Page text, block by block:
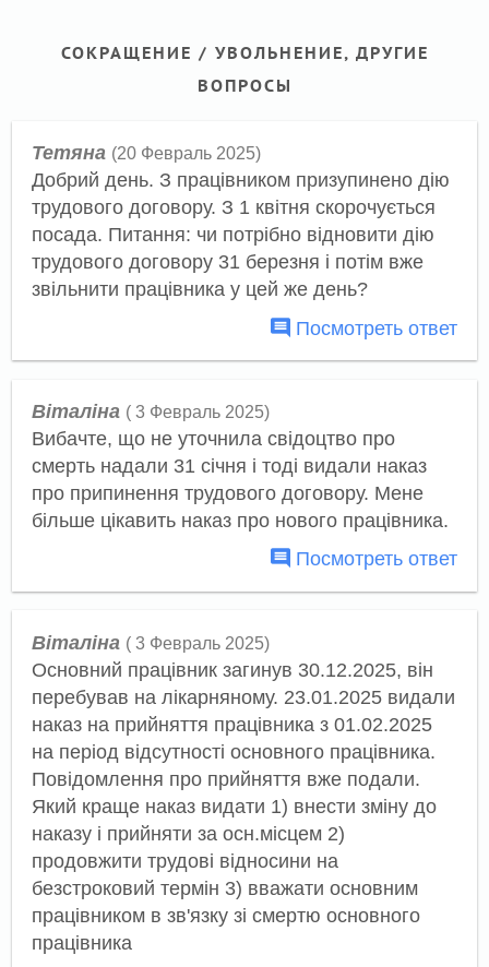
СОКРАЩЕНИЕ / УВОЛЬНЕНИЕ, ДРУГИЕ
ВОПРОСЫ
Тетяна (20 Февраль 2025)
Добрий день. З працівником призупинено дію
трудового договору. З 1 квітня скорочується
посада. Питання: чи потрібно відновити дію
трудового договору 31 березня і потім вже
звільнити працівника у цей же день?
Посмотреть ответ
Віталіна ( 3 Февраль 2025)
Вибачте, що не уточнила свідоцтво про
смерть надали 31 січня і тоді видали наказ
про припинення трудового договору. Мене
більше цікавить наказ про нового працівника.
Посмотреть ответ
Віталіна ( 3 Февраль 2025)
Основний працівник загинув 30.12.2025, він
перебував на лікарняному. 23.01.2025 видали
наказ на прийняття працівника з 01.02.2025
на період відсутності основного працівника.
Повідомлення про прийняття вже подали.
Який краще наказ видати 1) внести зміну до
наказу і прийняти за осн.місцем 2)
продовжити трудові відносини на
безстроковий термін 3) вважати основним
працівником в зв'язку зі смертю основного
працівника